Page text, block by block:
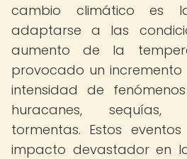
cambio climático es
adaptarse a las
aumento de la
provocado un
intensidad de
huracanes, sequías,
tormentas. Estos
impacto devastador en